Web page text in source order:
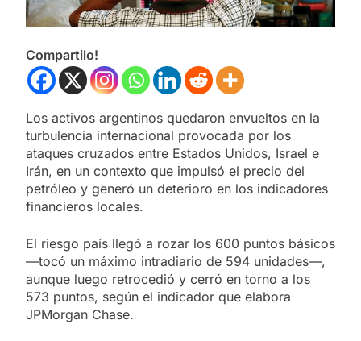
Compartilo!
Los activos argentinos quedaron envueltos en la
turbulencia internacional provocada por los
ataques cruzados entre Estados Unidos, Israel e
Irán, en un contexto que impulsó el precio del
petróleo y generó un deterioro en los indicadores
financieros locales.
El riesgo país llegó a rozar los 600 puntos básicos
—tocó un máximo intradiario de 594 unidades—,
aunque luego retrocedió y cerró en torno a los
573 puntos, según el indicador que elabora
JPMorgan Chase.